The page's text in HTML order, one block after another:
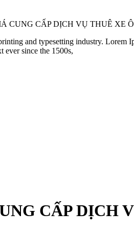
CUNG CẤP DỊCH VỤ THUÊ XE
and typesetting industry. Lorem
ever since the 1500s,
CẤP DỊCH